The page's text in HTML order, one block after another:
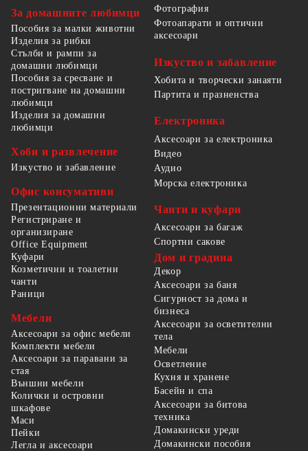
За домашните любимци
Пособия за малки животни
Изделия за рибки
Стълби и рампи за
домашни любимци
Пособия за сресване и
постригване на домашни
любимци
Изделия за домашни
любимци
Хоби и развлечение
Изкуство и забавление
Офис консумативи
Презентационни материали
Регистриране и
организиране
Office Equipment
Фотография
Фотоапарати и оптични
аксесоари
Изкуство и забавление
Хобита и творчески занаяти
Партита и празненства
Електроника
Аксесоари за електроника
Видео
Аудио
Морска електроника
Чанти и куфари
Аксесоари за багаж
Спортни сакове
Куфари
Козметични и тоалетни
чанти
Раници
Мебели
Аксесоари за офис мебели
Комплекти мебели
Аксесоари за паравани за
стая
Външни мебели
Колички и островни
шкафове
Маси
Пейки
Легла и аксесоари
Дом и градина
Декор
Аксесоари за баня
Сигурност за дома и
бизнеса
Аксесоари за осветителни
тела
Мебели
Осветление
Кухня и хранене
Басейн и спа
Аксесоари за битова
техника
Домакински уреди
Домакински пособия